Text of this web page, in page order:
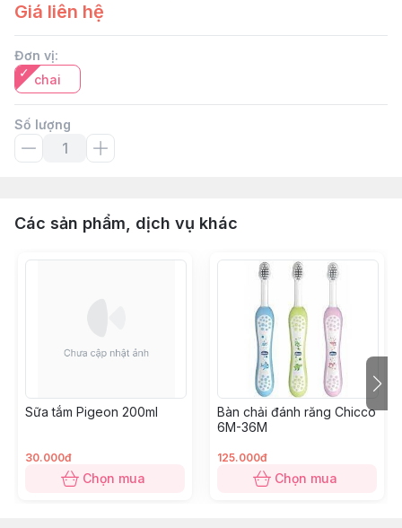
Giá liên hệ
Đơn vị:
chai
Số lượng
Các sản phẩm, dịch vụ khác
Sữa tắm Pigeon 200ml
30.000đ
Chọn mua
Bàn chải đánh răng Chicco
6M-36M
125.000đ
Chọn mua